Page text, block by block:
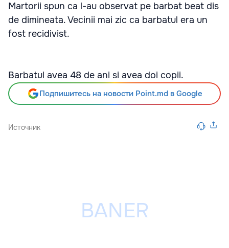
Martorii spun ca l-au observat pe barbat beat dis
de dimineata. Vecinii mai zic ca barbatul era un
fost recidivist.
Barbatul avea 48 de ani si avea doi copii.
Подпишитесь на новости Point.md в Google
Источник